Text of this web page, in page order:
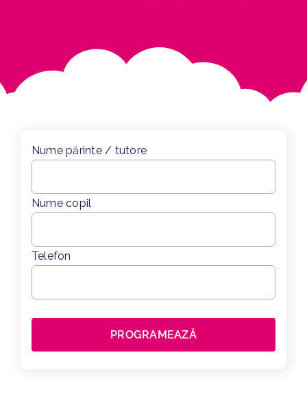
Nume părinte / tutore
Nume copil
Telefon